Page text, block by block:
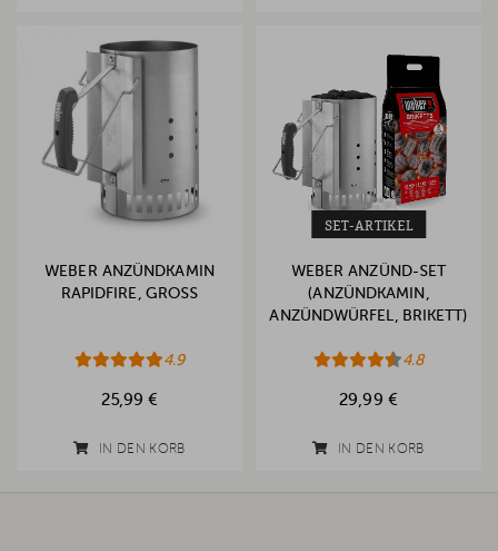
WEBER ANZÜNDKAMIN
RAPIDFIRE, GROSS
4.9
25,99 €
IN DEN KORB
SET-ARTIKEL
WEBER ANZÜND-SET
(ANZÜNDKAMIN,
ANZÜNDWÜRFEL, BRIKETT)
4.8
29,99 €
IN DEN KORB